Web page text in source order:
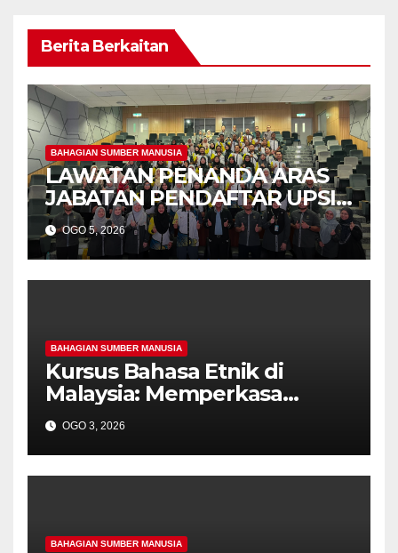
Berita Berkaitan
BAHAGIAN SUMBER MANUSIA
LAWATAN PENANDA ARAS
JABATAN PENDAFTAR UPSI
KE JABATAN PENDAFTAR
UniSZA – PERKUKUH
KERJASAMA STRATEGIK
INSTITUSI
OGO 5, 2026
BAHAGIAN SUMBER MANUSIA
Kursus Bahasa Etnik di
Malaysia: Memperkasa
Warisan, Memperluas
Komunikasi
OGO 3, 2026
BAHAGIAN SUMBER MANUSIA